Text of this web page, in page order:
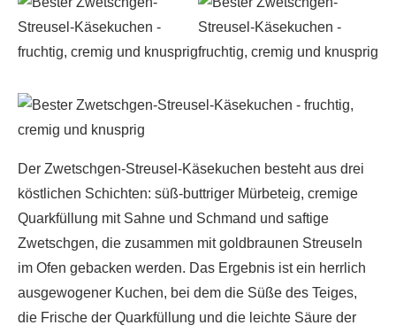
Der Zwetschgen-Streusel-Käsekuchen besteht aus drei
köstlichen Schichten: süß-buttriger Mürbeteig, cremige
Quarkfüllung mit Sahne und Schmand und saftige
Zwetschgen, die zusammen mit goldbraunen Streuseln
im Ofen gebacken werden. Das Ergebnis ist ein herrlich
ausgewogener Kuchen, bei dem die Süße des Teiges,
die Frische der Quarkfüllung und die leichte Säure der